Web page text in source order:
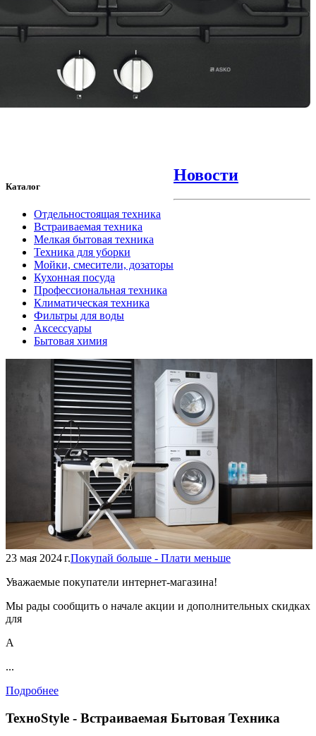
Каталог
Отдельностоящая техника
Встраиваемая техника
Мелкая бытовая техника
Техника для уборки
Мойки, смесители, дозаторы
Кухонная посуда
Профессиональная техника
Климатическая техника
Фильтры для воды
Аксессуары
Бытовая химия
Новости
23 мая 2024 г.Покупай больше - Плати меньше
Уважаемые покупатели интернет-магазина!
Мы рады сообщить о начале акции и дополнительных скидках
для
А
...
Подробнее
TexноStyle - Встраиваемая Бытовая Техника